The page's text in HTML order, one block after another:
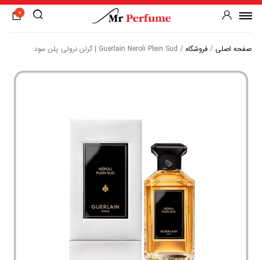
0
صفحه اصلی / فروشگاه / Guerlain Neroli Plein Sud | گرلن نرولی پلن سود